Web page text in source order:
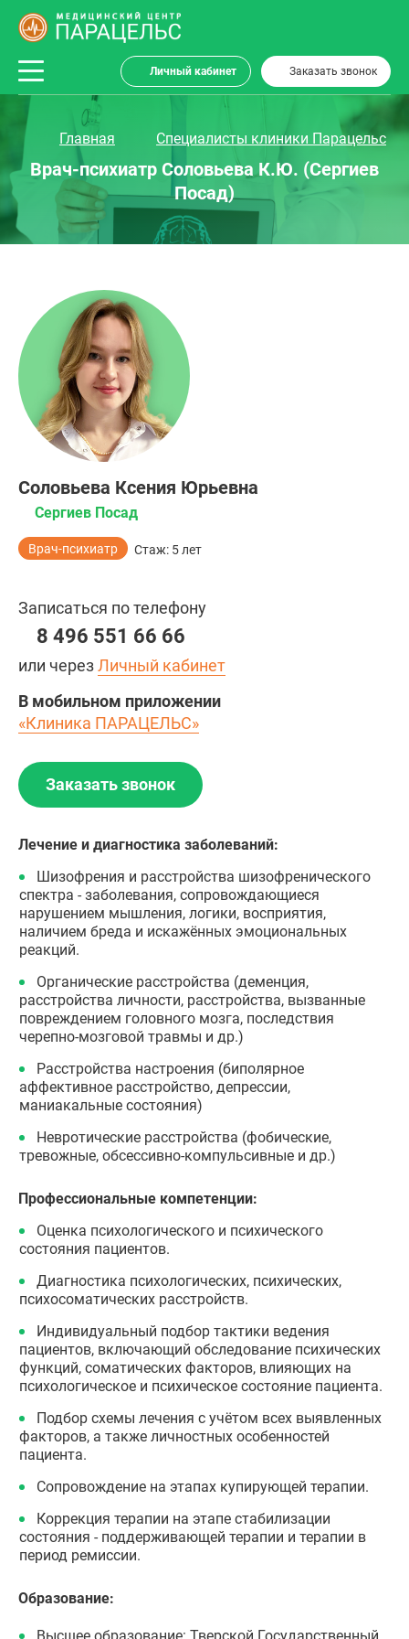
Личный кабинет Заказать звонок
Главная Специалисты клиники Парацельс
Врач-психиатр Соловьева К.Ю. (Сергиев
Посад)
Соловьева Ксения Юрьевна
Сергиев Посад
Врач-психиатр Стаж: 5 лет
Записаться по телефону
8 496 551 66 66
или черезЛичный кабинет
В мобильном приложении
«Клиника ПАРАЦЕЛЬС»
Заказать звонок
Лечение и диагностика заболеваний:
Шизофрения и расстройства шизофренического
спектра - заболевания, сопровождающиеся
нарушением мышления, логики, восприятия,
наличием бреда и искажённых эмоциональных
реакций.
Органические расстройства (деменция,
расстройства личности, расстройства, вызванные
повреждением головного мозга, последствия
черепно-мозговой травмы и др.)
Расстройства настроения (биполярное
аффективное расстройство, депрессии,
маниакальные состояния)
Невротические расстройства (фобические,
тревожные, обсессивно-компульсивные и др.)
Профессиональные компетенции:
Оценка психологического и психического
состояния пациентов.
Диагностика психологических, психических,
психосоматических расстройств.
Индивидуальный подбор тактики ведения
пациентов, включающий обследование психических
функций, соматических факторов, влияющих на
психологическое и психическое состояние пациента.
Подбор схемы лечения с учётом всех выявленных
факторов, а также личностных особенностей
пациента.
Сопровождение на этапах купирующей терапии.
Коррекция терапии на этапе стабилизации
состояния - поддерживающей терапии и терапии в
период ремиссии.
Образование: